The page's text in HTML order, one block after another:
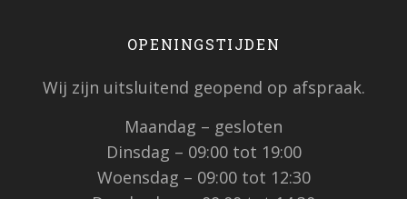
OPENINGSTIJDEN
Wij zijn uitsluitend geopend op afspraak.
Maandag – gesloten
Dinsdag – 09:00 tot 19:00
Woensdag – 09:00 tot 12:30